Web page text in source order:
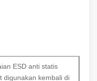
ESD anti statis
digunakan kembali di